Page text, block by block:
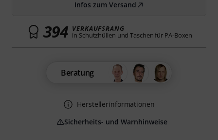
Infos zum Versand
394 VERKAUFSRANG
in Schutzhüllen und Taschen für PA-Boxen
Beratung
Herstellerinformationen
Sicherheits- und Warnhinweise